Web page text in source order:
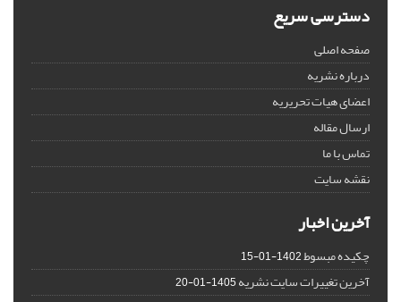
دسترسی سریع
صفحه اصلی
درباره نشریه
اعضای هیات تحریریه
ارسال مقاله
تماس با ما
نقشه سایت
آخرین اخبار
چکیده مبسوط1402-01-15
آخرین تغییرات سایت نشریه1405-01-20